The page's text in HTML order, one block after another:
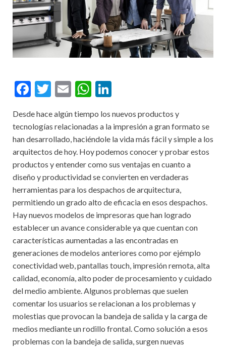
F
e
b
o
o
k
T
itt
er
E
ai
l
W
at
s
A
p
p
ke
dI
n
Desde hace algún tiempo los nuevos productos y
tecnologías relacionadas a la impresión a gran formato se
han desarrollado, haciéndole la vida más fácil y simple a los
arquitectos de hoy. Hoy podemos conocer y probar estos
productos y entender como sus ventajas en cuanto a
diseño y productividad se convierten en verdaderas
herramientas para los despachos de arquitectura,
permitiendo un grado alto de eficacia en esos despachos.
Hay nuevos modelos de impresoras que han logrado
establecer un avance considerable ya que cuentan con
características aumentadas a las encontradas en
generaciones de modelos anteriores como por ejémplo
conectividad web, pantallas touch, impresión remota, alta
calidad, economía, alto poder de procesamiento y cuidado
del medio ambiente. Algunos problemas que suelen
comentar los usuarios se relacionan a los problemas y
molestias que provocan la bandeja de salida y la carga de
medios mediante un rodillo frontal. Como solución a esos
problemas con la bandeja de salida, surgen nuevas